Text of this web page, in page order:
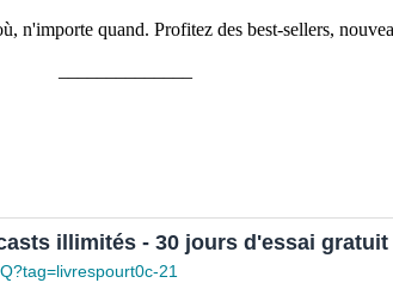
quand. Profitez des best-sellers,
illimités - 30 jours d'essai gratuit
21